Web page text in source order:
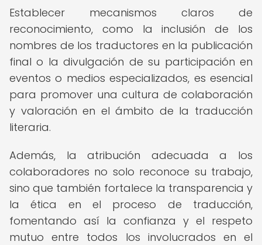
Establecer mecanismos claros de
reconocimiento, como la inclusión de los
nombres de los traductores en la publicación
final o la divulgación de su participación en
eventos o medios especializados, es esencial
para promover una cultura de colaboración
y valoración en el ámbito de la traducción
literaria.
Además, la atribución adecuada a los
colaboradores no solo reconoce su trabajo,
sino que también fortalece la transparencia y
la ética en el proceso de traducción,
fomentando así la confianza y el respeto
mutuo entre todos los involucrados en el